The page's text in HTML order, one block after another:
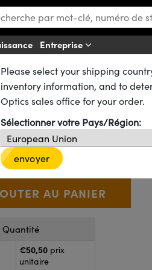
Entreprise
Lentilles Biconvexes (DCX)
FL, traité
488 4 In Stock D’autres
Use the plus and minus buttons to
+ €50,50
Quantité
€50,50 prix
unitaire
Please select your shipping
inventory information, and to
Optics sales office for your order.
Sélectionner votre Pays/Région:
envoyer